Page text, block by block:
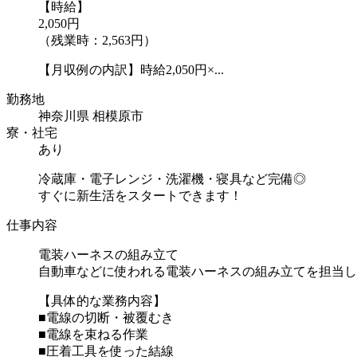
【時給】
2,050円
（残業時：2,563円）
【月収例の内訳】時給2,050円×...
勤務地
神奈川県 相模原市
寮・社宅
あり
冷蔵庫・電子レンジ・洗濯機・寝具など完備◎
すぐに新生活をスタートできます！
仕事内容
電装ハーネスの組み立て
自動車などに使われる電装ハーネスの組み立てを担当
【具体的な業務内容】
■電線の切断・被覆むき
■電線を束ねる作業
■圧着工具を使った結線